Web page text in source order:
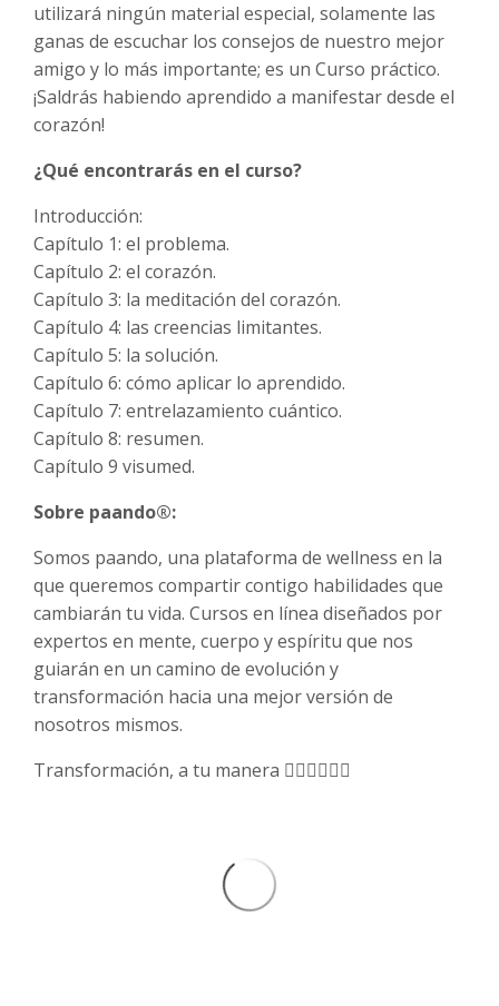
utilizará ningún material especial, solamente las
ganas de escuchar los consejos de nuestro mejor
amigo y lo más importante; es un Curso práctico.
¡Saldrás habiendo aprendido a manifestar desde el
corazón!
¿Qué encontrarás en el curso?
Introducción:
Capítulo 1: el problema.
Capítulo 2: el corazón.
Capítulo 3: la meditación del corazón.
Capítulo 4: las creencias limitantes.
Capítulo 5: la solución.
Capítulo 6: cómo aplicar lo aprendido.
Capítulo 7: entrelazamiento cuántico.
Capítulo 8: resumen.
Capítulo 9 visumed.
Sobre paando®:
Somos paando, una plataforma de wellness en la
que queremos compartir contigo habilidades que
cambiarán tu vida. Cursos en línea diseñados por
expertos en mente, cuerpo y espíritu que nos
guiarán en un camino de evolución y
transformación hacia una mejor versión de
nosotros mismos.
Transformación, a tu manera 🧘🏻‍♀️🧘🏻‍♂️